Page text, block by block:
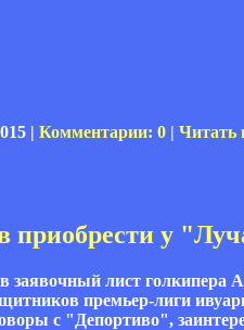
| Комментарии: 0 | Читать
приобрести у
заявочный лист голкипера
премьер-лиги
с "Депортиво",